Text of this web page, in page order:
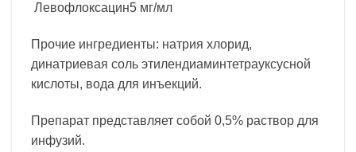
Левофлоксацин5 мг/мл
Прочие ингредиенты: натрия хлорид,
динатриевая соль этилендиаминтетрауксусной
кислоты, вода для инъекций.
Препарат представляет собой 0,5% раствор для
инфузий.